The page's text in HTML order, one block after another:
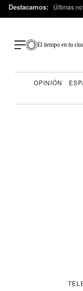
Destacamos: Últimas
El tiempo en tu
OPINIÓN